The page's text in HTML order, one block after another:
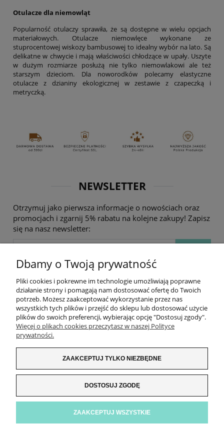
Otulacze dla niemowląt
Popularność otulaczy sprawiła, że są dostępne w wielu opcjach
materiałowych. Otulacze niemowlęce wykonane ze
stuprocentowej wiskozy bambusowej to idealny wybór na lato. Są
delikatne w chwycie i mają właściwości chłodzące w upały. Uszyte
w dużym rozmiarze posłużą nie tylko niemowlakowi ale też
starszym dzieciom. Dla noworodków polecamy elastyczne
otulacze z dzianiny ekologicznej w zestawie z czapeczką i
metryczką.
NEWSLETTER
Otrzymuj jako pierwsza informacje o nowościach oraz
promocjach i zgarnij 5% rabatu na kolejne zakupy! Zapisz
się na nasz newsletter:
ZAKUPY
ZNAJDŹ NAS!
Dbamy o Twoją prywatność
Pliki cookies i pokrewne im technologie umożliwiają poprawne
działanie strony i pomagają nam dostosować ofertę do Twoich
potrzeb. Możesz zaakceptować wykorzystanie przez nas
wszystkich tych plików i przejść do sklepu lub dostosować użycie
plików do swoich preferencji, wybierając opcję "Dostosuj zgody".
Więcej o plikach cookies przeczytasz w naszej Polityce
prywatności.
ZAAKCEPTUJ TYLKO NIEZBĘDNE
DOSTOSUJ ZGODĘ
ZAAKCEPTUJ WSZYSTKIE